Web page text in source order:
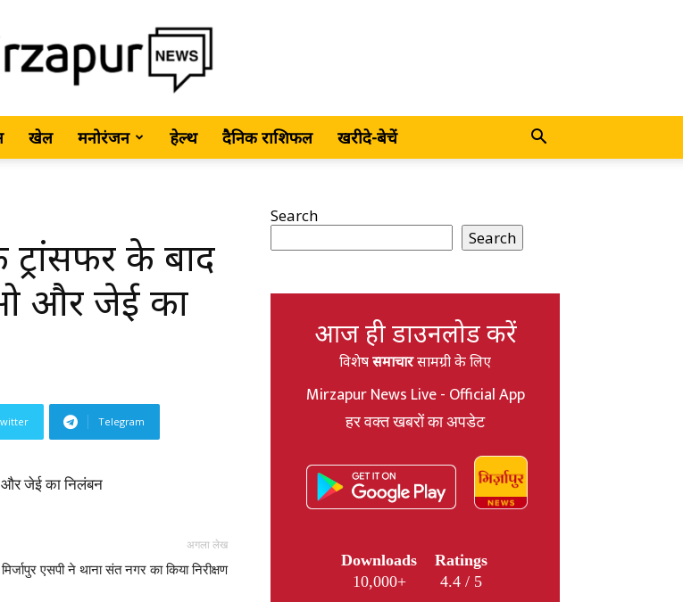
MirzapurNews.com
•
खेल मनोरंजन हेल्थ दैनिक राशिफल खरीदे-बेचें
के बाद
और जेई का
Telegram
और जेई का निलंबन
अगला लेख
मिर्जापुर एसपी ने थाना संत नगर का किया निरीक्षण
Search
Search
आज ही डाउनलोड करें
विशेषसमाचारसामग्री के लिए
Mirzapur News Live - Official App
हर वक्त खबरों का अपडेट
Downloads
10,000+
Ratings
4.4 / 5